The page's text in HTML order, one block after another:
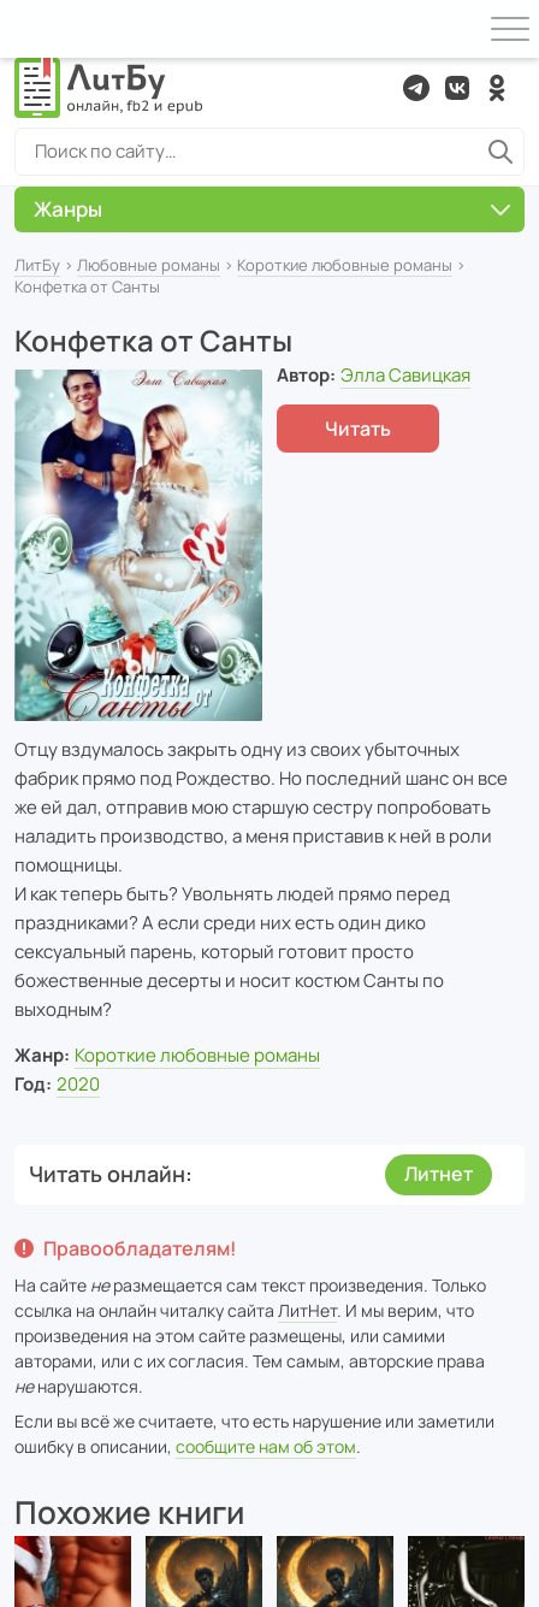
ЛитБу › Любовные романы › Короткие любовные романы ›
Конфетка от Санты
Конфетка от Санты
Автор: Элла Савицкая
Читать
Отцу вздумалось закрыть одну из своих убыточных
фабрик прямо под Рождество. Но последний шанс он все
же ей дал, отправив мою старшую сестру попробовать
наладить производство, а меня приставив к ней в роли
помощницы.
И как теперь быть? Увольнять людей прямо перед
праздниками? А если среди них есть один дико
сексуальный парень, который готовит просто
божественные десерты и носит костюм Санты по
выходным?
Жанр: Короткие любовные романы
Год: 2020
Читать онлайн Литнет
Правообладателям!
На сайте неразмещается сам текст произведения. Только
ссылка на онлайн читалку сайта ЛитНет. И мы верим, что
произведения на этом сайте размещены, или самими
авторами, или с их согласия. Тем самым, авторские права
ненарушаются.
Если вы всё же считаете, что есть нарушение или заметили
ошибку в описании, сообщите нам об этом.
Похожие книги
Жанры